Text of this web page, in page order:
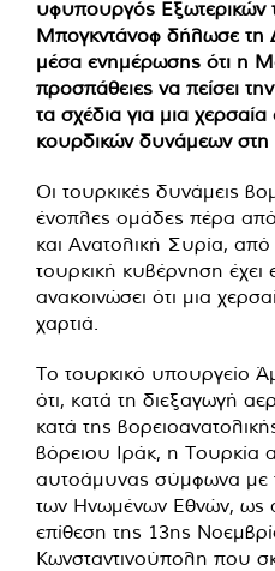
υφυπουργός Εξωτερικών
Μπογκντάνοφ δήλωσε τη
μέσα ενημέρωσης ότι η
προσπάθειες να πείσει
τα σχέδια για μια
κουρδικών δυνάμεων στη
Οι τουρκικές δυνάμεις
ένοπλες ομάδες πέρα
και Ανατολική Συρία,
τουρκική κυβέρνηση έχει
ανακοινώσει ότι μια
χαρτιά.
Το τουρκικό υπουργείο
ότι, κατά τη διεξαγωγή
κατά της
βόρειου Ιράκ, η Τουρκία
αυτοάμυνας σύμφωνα με
των Ηνωμένων Εθνών, ως
επίθεση της 13ης
Κωνσταντινούπολη που